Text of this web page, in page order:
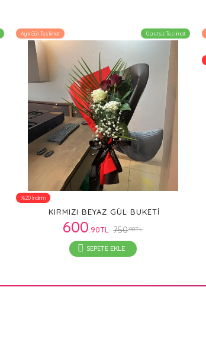
Aynı Gün Teslimat Ücretsiz Teslimat
%20 İndirim
KIRMIZI BEYAZ GÜL BUKETI
600 .90TL 750.90TL
SEPETE EKLE